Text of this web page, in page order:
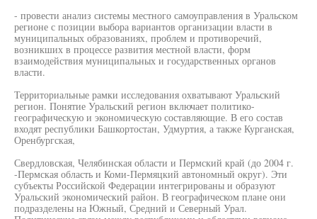
- провести анализ системы местного самоуправления в Уральском
регионе с позиции выбора вариантов организации власти в
муниципальных образованиях, проблем и противоречий,
возникших в процессе развития местной власти, форм
взаимодействия муниципальных и государственных органов
власти.
Территориальные рамки исследования охватывают Уральский
регион. Понятие Уральский регион включает политико-
географическую и экономическую составляющие. В его состав
входят республики Башкортостан, Удмуртия, а также Курганская,
Оренбургская,
Свердловская, Челябинская области и Пермский край (до 2004 г.
-Пермская область и Коми-Пермяцкий автономный округ). Эти
субъекты Российской Федерации интегрированы и образуют
Уральский экономический район. В географическом плане они
подразделены на Южный, Средний и Северный Урал.